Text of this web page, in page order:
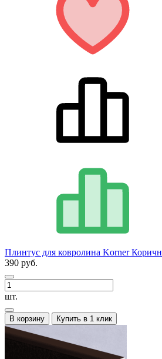
Плинтус для ковролина Korner
390 руб.
шт.
В корзину Купить в 1 клик